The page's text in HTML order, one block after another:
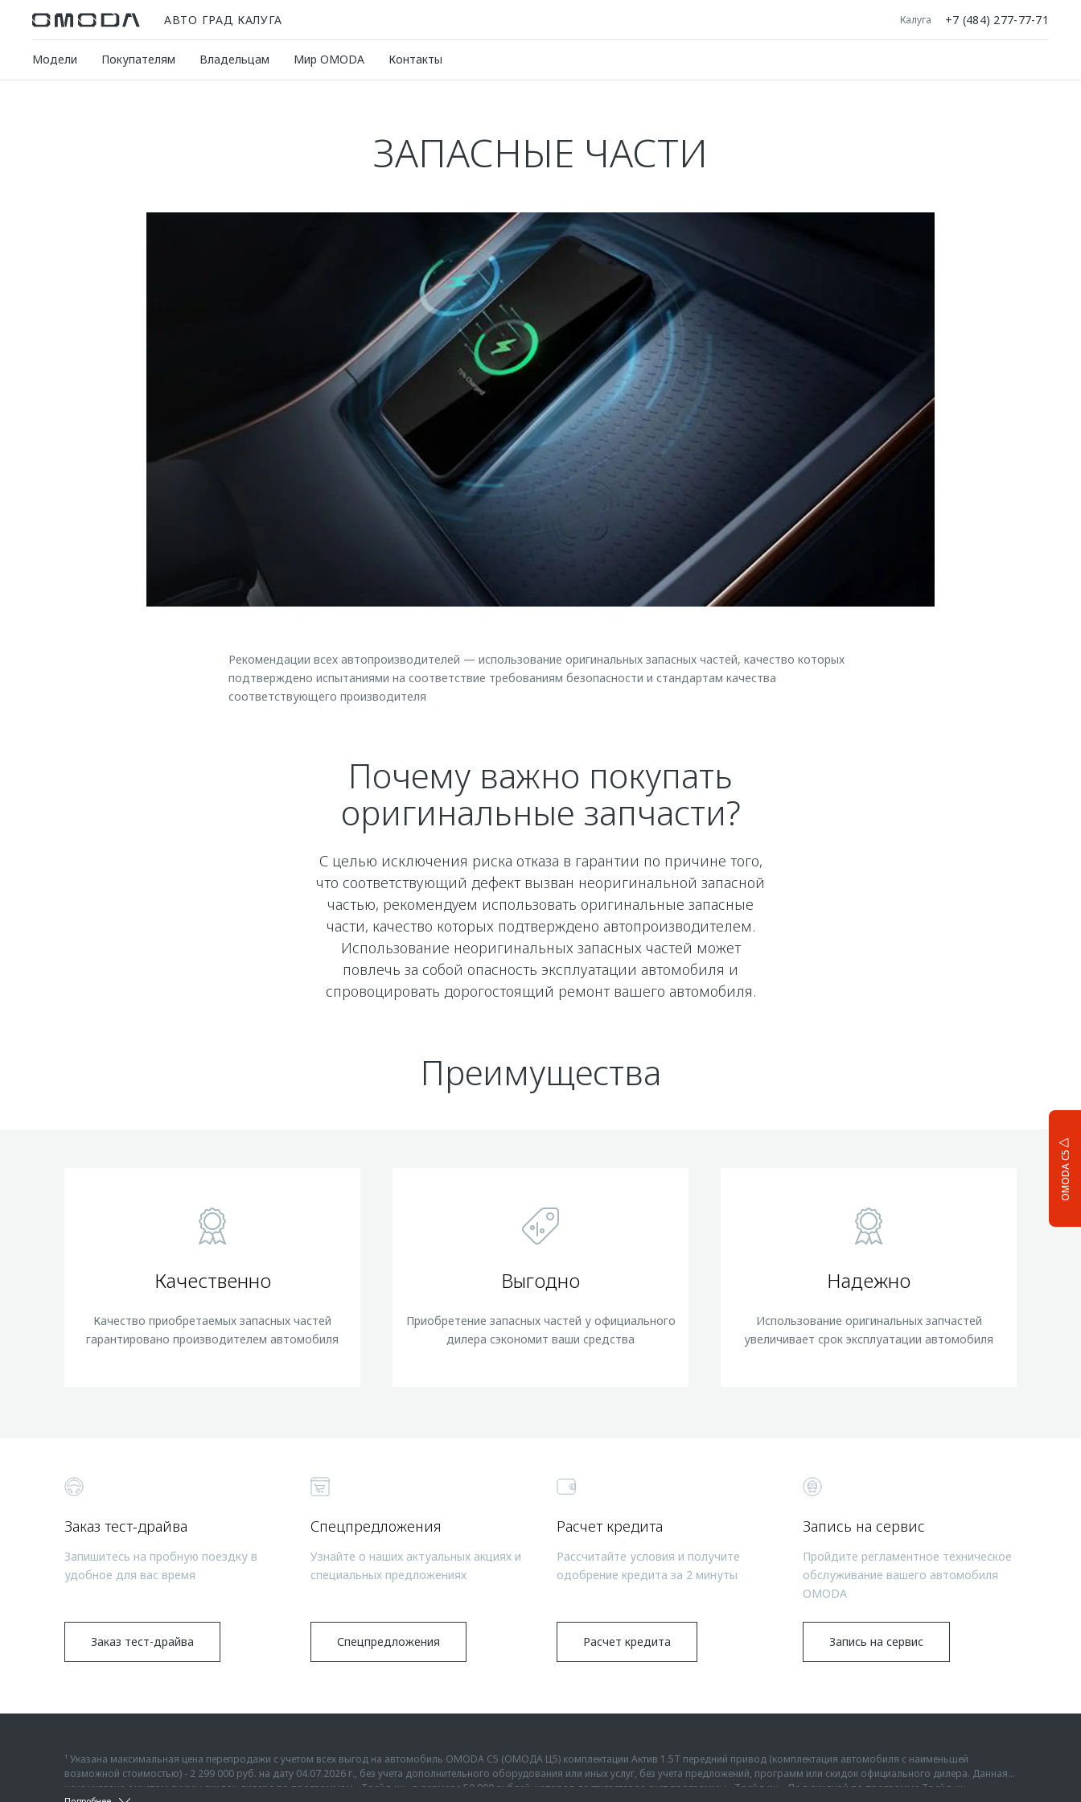
АВТО ГРАД КАЛУГА Калуга +7 (484) 277-77-71
Модели Покупателям Владельцам Мир OMODA Контакты
OMODA C5
ЗАПАСНЫЕ ЧАСТИ
Рекомендации всех автопроизводителей — использование оригинальных запасных частей, качество которых
подтверждено испытаниями на соответствие требованиям безопасности и стандартам качества
соответствующего производителя
Почему важно покупать
оригинальные запчасти?
С целью исключения риска отказа в гарантии по причине того,
что соответствующий дефект вызван неоригинальной запасной
частью, рекомендуем использовать оригинальные запасные
части, качество которых подтверждено автопроизводителем.
Использование неоригинальных запасных частей может
повлечь за собой опасность эксплуатации автомобиля и
спровоцировать дорогостоящий ремонт вашего автомобиля.
Преимущества
Качественно
Качество приобретаемых запасных частей
гарантировано производителем автомобиля
Выгодно
Приобретение запасных частей у официального
дилера сэкономит ваши средства
Надежно
Использование оригинальных запчастей
увеличивает срок эксплуатации автомобиля
Заказ тест-драйва
Запишитесь на пробную поездку в
удобное для вас время
Заказ тест-драйва
Спецпредложения
Узнайте о наших актуальных акциях и
специальных предложениях
Спецпредложения
Расчет кредита
Рассчитайте условия и получите
одобрение кредита за 2 минуты
Расчет кредита
Запись на сервис
Пройдите регламентное техническое
обслуживание вашего автомобиля
OMODA
Запись на сервис
¹ Указана максимальная цена перепродажи с учетом всех выгод на автомобиль OMODA C5 (ОМОДА Ц5) комплектации Актив 1.5Т передний привод (комплектация автомобиля с наименьшей
возможной стоимостью) - 2 299 000 руб. на дату 04.07.2026 г., без учета дополнительного оборудования или иных услуг, без учета предложений, программ или скидок официального дилера. Данная
цена указана с учетом суммы скидок дилера по программам «Трейд-ин» в размере 50 000 рублей, которая достигается за счет программы «Трейд-ин». Под скидкой по программе Трейд-ин